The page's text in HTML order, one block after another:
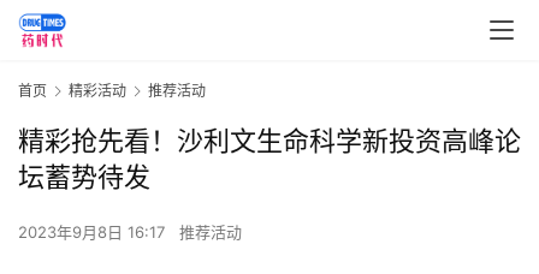
首页 精彩活动 推荐活动
精彩抢先看！沙利文生命科学新投资高峰论
坛蓄势待发
2023年9月8日 16:17 推荐活动